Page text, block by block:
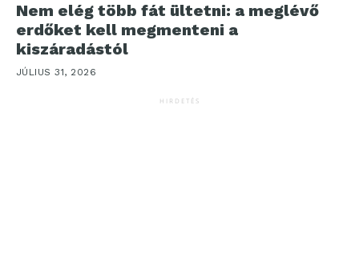
Nem elég több fát ültetni: a meglévő
erdőket kell megmenteni a
kiszáradástól
JÚLIUS 31, 2026
HIRDETÉS